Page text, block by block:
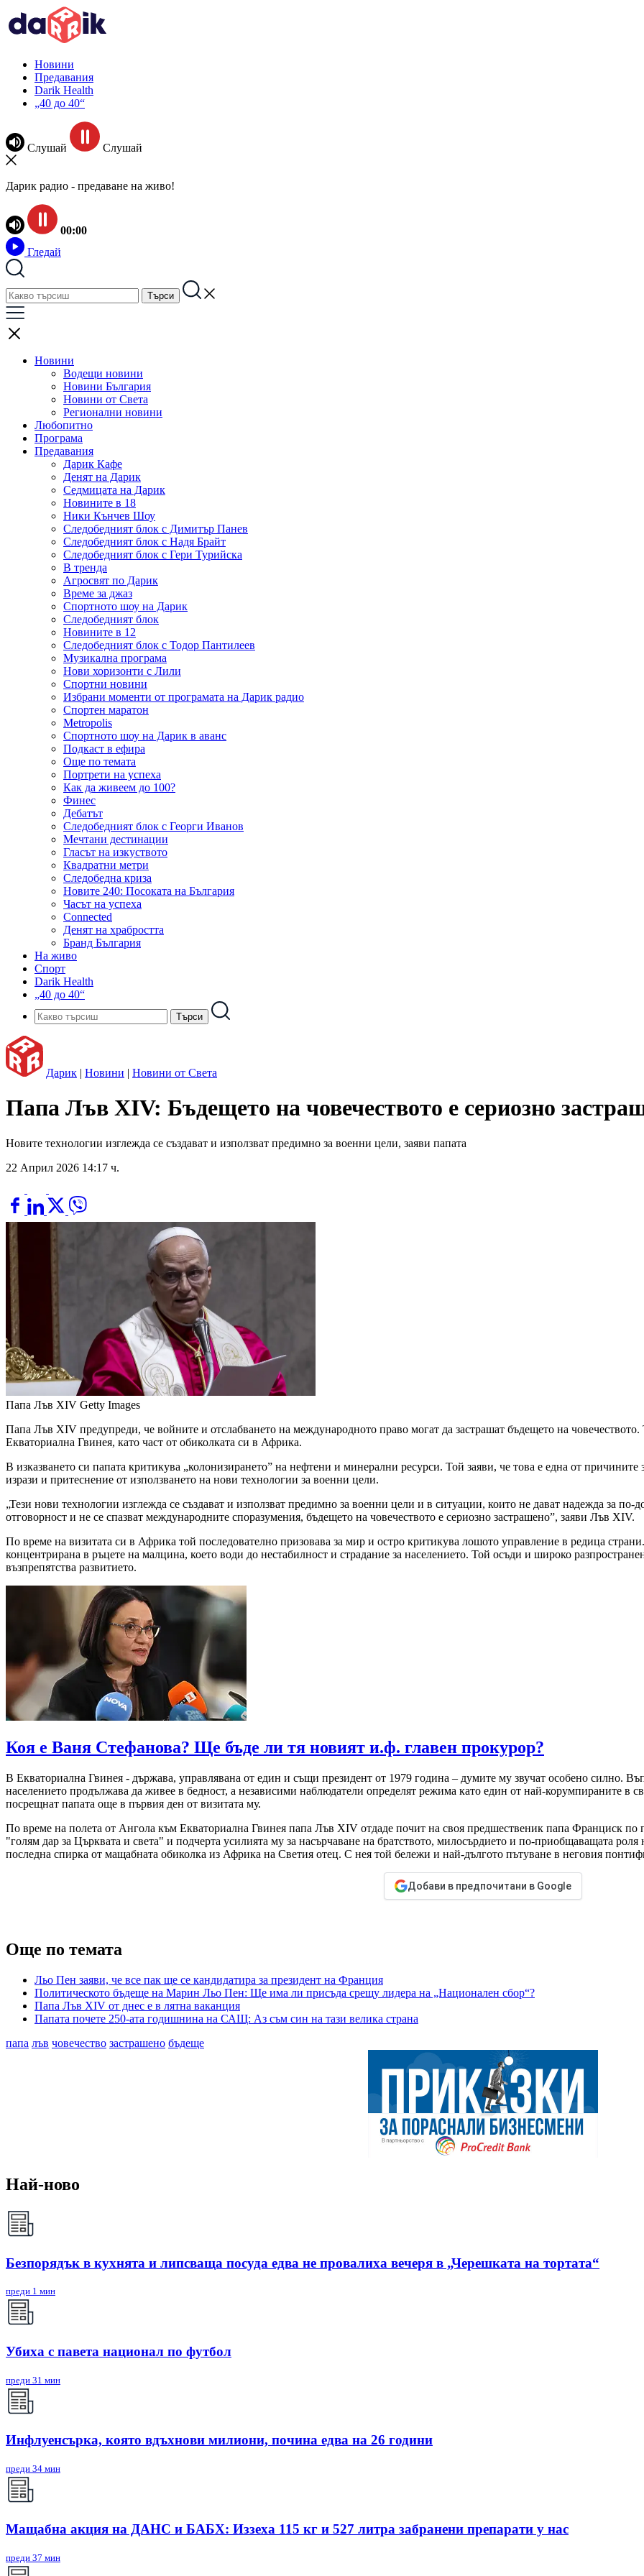
Новини
Предавания
Darik Health
„40 до 40“
Слушай Слушай
Дарик радио - предаване на живо!
00:00
Гледай
Новини
Водещи новини
Новини България
Новини от Света
Регионални новини
Любопитно
Програма
Предавания
Дарик Кафе
Денят на Дарик
Седмицата на Дарик
Новините в 18
Ники Кънчев Шоу
Следобедният блок с Димитър Панев
Следобедният блок с Надя Брайт
Следобедният блок с Гери Турийска
В тренда
Агросвят по Дарик
Време за джаз
Спортното шоу на Дарик
Следобедният блок
Новините в 12
Следобедният блок с Тодор Пантилеев
Музикална програма
Нови хоризонти с Лили
Спортни новини
Избрани моменти от програмата на Дарик радио
Спортен маратон
Metropolis
Спортното шоу на Дарик в аванс
Подкаст в ефира
Още по темата
Портрети на успеха
Как да живеем до 100?
Финес
Дебатът
Следобедният блок с Георги Иванов
Мечтани дестинации
Гласът на изкуството
Квадратни метри
Следобедна криза
Новите 240: Посоката на България
Часът на успеха
Connected
Денят на храбростта
Бранд България
На живо
Спорт
Darik Health
„40 до 40“
Дарик | Новини | Новини от Света
Папа Лъв XIV: Бъдещето на човечеството е сериозно
Новите технологии изглежда се създават и използват предимно за военни цели, заяви папата
22 Април 2026 14:17 ч.
Папа Лъв XIV Getty Images
Папа Лъв XIV предупреди, че войните и отслабването на международното право могат да застрашат бъдещето на
Екваториална Гвинея, като част от обиколката си в Африка.
В изказването си папата критикува „колонизирането” на нефтени и минерални ресурси. Той заяви, че това е една от
изрази и притеснение от използването на нови технологии за военни цели.
„Тези нови технологии изглежда се създават и използват предимно за военни цели и в ситуации, които не дават надежда за
отговорност и не се спазват международните споразумения, бъдещето на човечеството е сериозно застрашено”, заяви Лъв XIV.
По време на визитата си в Африка той последователно призовава за мир и остро критикува лошото управление в редица
концентрирана в ръцете на малцина, което води до нестабилност и страдание за населението. Той осъди и широко
възпрепятства развитието.
Коя е Ваня Стефанова? Ще бъде ли тя новият и.ф. главен прокурор?
В Екваториална Гвинея - държава, управлявана от един и същи президент от 1979 година – думите му звучат особено силно.
населението продължава да живее в бедност, а независими наблюдатели определят режима като един от най-корумпираните в
посрещнат папата още в първия ден от визитата му.
По време на полета от Ангола към Екваториална Гвинея папа Лъв XIV отдаде почит на своя предшественик папа Франциск по
"голям дар за Църквата и света" и подчерта усилията му за насърчаване на братството, милосърдието и по-приобщаващата
последна спирка от мащабната обиколка из Африка на Светия отец. С нея той бележи и най-дългото пътуване в неговия
Добави в предпочитани в Google
Още по темата
Льо Пен заяви, че все пак ще се кандидатира за президент на Франция
Политическото бъдеще на Марин Льо Пен: Ще има ли присъда срещу лидера на „Национален сбор“?
Папа Лъв ХІV от днес е в лятна ваканция
Папата почете 250-ата годишнина на САЩ: Аз съм син на тази велика страна
папа лъв човечество застрашено бъдеще
Най-ново
Безпорядък в кухнята и липсваща посуда едва не провалиха вечеря в „Черешката на тортата“
преди 1 мин
Убиха с павета национал по футбол
преди 31 мин
Инфлуенсърка, която вдъхнови милиони, почина едва на 26 години
преди 34 мин
Мащабна акция на ДАНС и БАБХ: Иззеха 115 кг и 527 литра забранени препарати у нас
преди 37 мин